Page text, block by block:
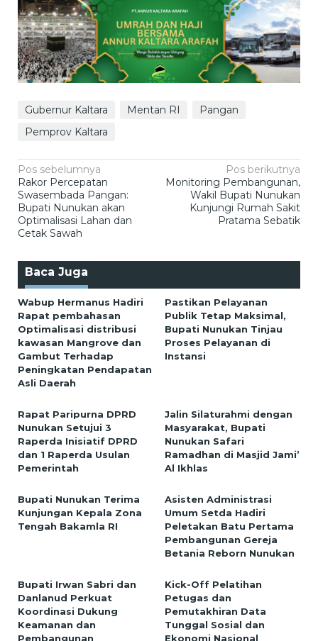
Gubernur Kaltara Mentan RI
Pangan
Pemprov Kaltara
Navigasi
pos
Pos sebelumnya
Rakor Percepatan
Swasembada Pangan:
Bupati Nunukan akan
Optimalisasi Lahan dan
Cetak Sawah
Pos berikutnya
Monitoring Pembangunan,
Wakil Bupati Nunukan
Kunjungi Rumah Sakit
Pratama Sebatik
Baca Juga
Wabup Hermanus Hadiri
Rapat pembahasan
Optimalisasi distribusi
kawasan Mangrove dan
Gambut Terhadap
Peningkatan Pendapatan
Asli Daerah
Pastikan Pelayanan
Publik Tetap Maksimal,
Bupati Nunukan Tinjau
Proses Pelayanan di
Instansi
Rapat Paripurna DPRD
Nunukan Setujui 3
Raperda Inisiatif DPRD
dan 1 Raperda Usulan
Pemerintah
Jalin Silaturahmi dengan
Masyarakat, Bupati
Nunukan Safari
Ramadhan di Masjid Jami’
Al Ikhlas
Bupati Nunukan Terima
Kunjungan Kepala Zona
Tengah Bakamla RI
Asisten Administrasi
Umum Setda Hadiri
Peletakan Batu Pertama
Pembangunan Gereja
Betania Reborn Nunukan
Bupati Irwan Sabri dan
Danlanud Perkuat
Koordinasi Dukung
Keamanan dan
Pembangunan
Kick-Off Pelatihan
Petugas dan
Pemutakhiran Data
Tunggal Sosial dan
Ekonomi Nasional